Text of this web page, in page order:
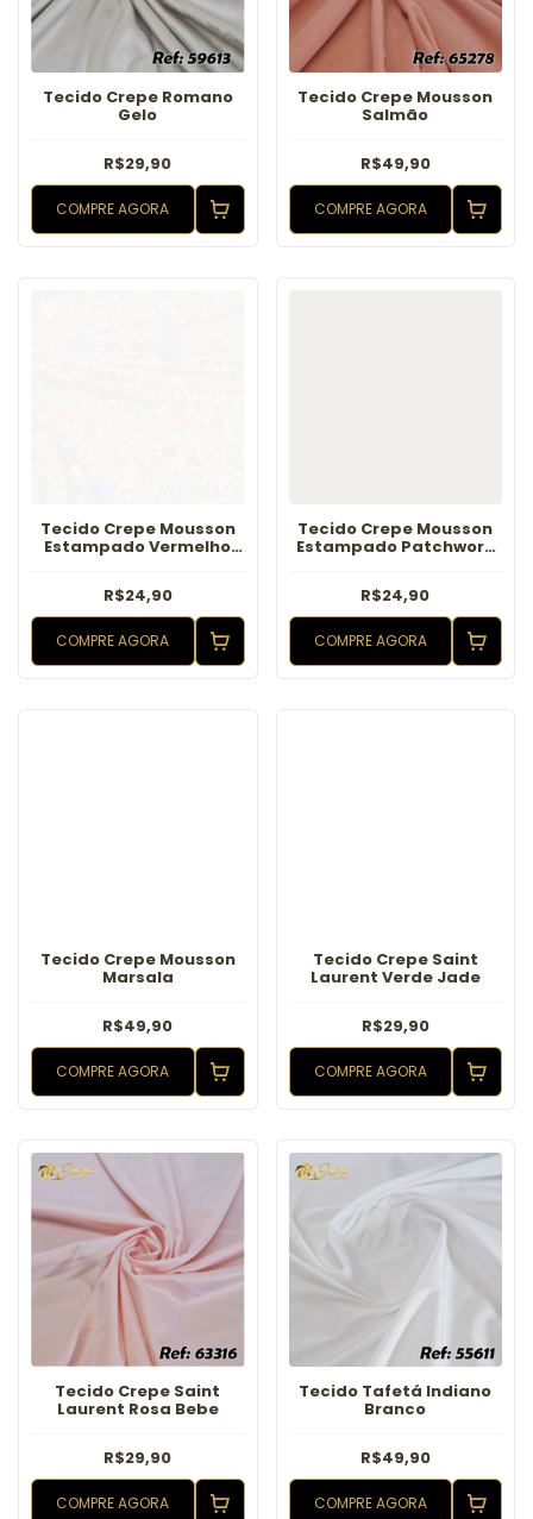
Tecido Crepe Romano
Gelo
R$29,90
COMPRE AGORA
Tecido Crepe Mousson
Salmão
R$49,90
COMPRE AGORA
Tecido Crepe Mousson
Estampado Vermelho
R$24,90
COMPRE AGORA
Tecido Crepe Mousson
Estampado Patchwork
R$24,90
COMPRE AGORA
Tecido Crepe Mousson
Marsala
R$49,90
COMPRE AGORA
Tecido Crepe Saint
Laurent Verde Jade
R$29,90
COMPRE AGORA
Tecido Crepe Saint
Laurent Rosa Bebe
R$29,90
COMPRE AGORA
Tecido Tafetá Indiano
Branco
R$49,90
COMPRE AGORA